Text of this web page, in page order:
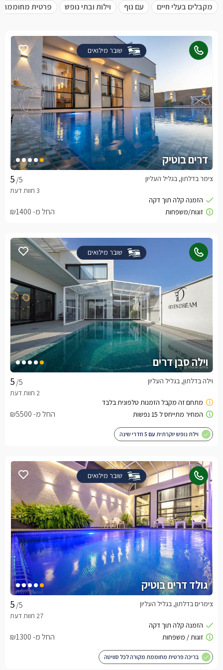
מקבלים בעלי חיים עם נוף וילות ובתי נופש פרטית מחוממת
שובר מילואים
דרים בוטיק
/5 צימר בדלתון, בגליל העליון
החל מ- ₪1400
שובר מילואים
וילה סבן דרים
/5 וילה בדלתון, בגליל העליון
החל מ- ₪5500
וילת נופש יוקרתית עם 5 חדרי שינה
שובר מילואים
גולד דרים בוטיק
/5 צימרים בדלתון, בגליל העליון
החל מ- ₪1300
בריכה פרטית מחוממת מקורה לכל סוויטה